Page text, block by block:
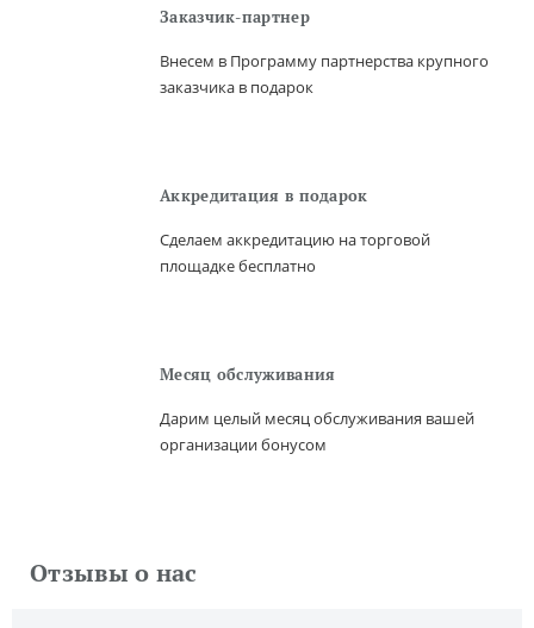
Заказчик-партнер
Внесем в Программу партнерства крупного
заказчика в подарок
Аккредитация в подарок
Сделаем аккредитацию на торговой
площадке бесплатно
Месяц обслуживания
Дарим целый месяц обслуживания вашей
организации бонусом
Отзывы о нас